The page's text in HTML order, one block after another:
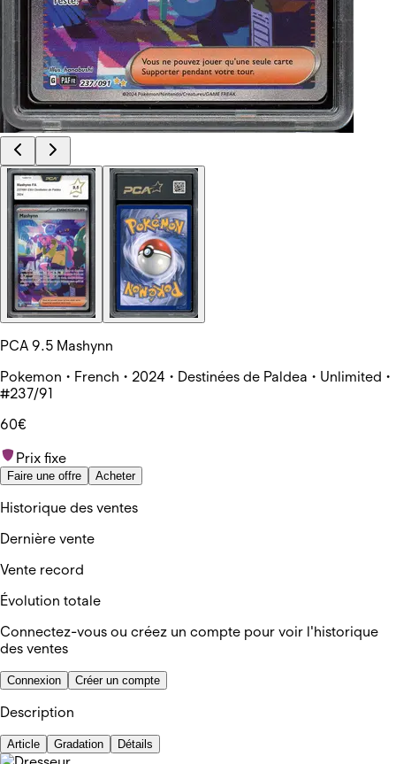
PCA 9.5 Mashynn
Pokemon • French • 2024 • Destinées de Paldea • Unlimited •
#237/91
60€
Prix fixe
Faire une offre Acheter
Historique des ventes
Dernière vente
Vente record
Évolution totale
Connectez-vous ou créez un compte pour voir l'historique
des ventes
Connexion Créer un compte
Description
Article Gradation Détails